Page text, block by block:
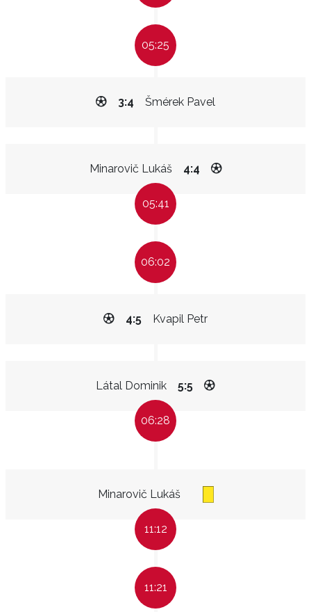
05:25
Šmérek Pavel
3:4
Minarovič Lukáš 4:4
05:41
06:02
Kvapil Petr
4:5
Látal Dominik 5:5
06:28
Minarovič Lukáš
11:12
11:21